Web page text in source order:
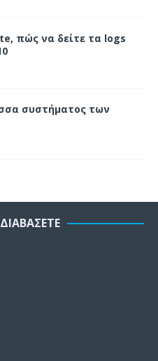
πώς να δείτε τα logs
συστήματος των